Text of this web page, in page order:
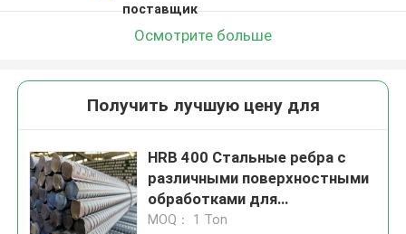
поставщик
Осмотрите больше
Получить лучшую цену для
HRB 400 Стальные ребра с
различными поверхностными
обработками для
строительных проектов
MOQ： 1 Ton